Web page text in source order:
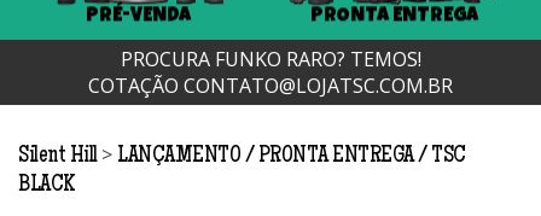
PRÉ-VENDA PRONTA ENTREGA
PROCURA FUNKO RARO? TEMOS!
COTAÇÃO CONTATO@LOJATSC.COM.BR
Silent Hill > LANÇAMENTO PRONTA ENTREGA
TSC
BLACK